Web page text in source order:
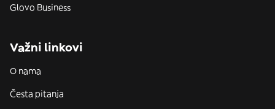
Glovo Business
Važni linkovi
O nama
Česta pitanja